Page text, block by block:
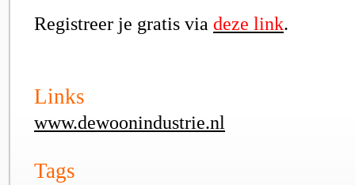
Registreer je gratis via deze link.
Links
www.dewoonindustrie.nl
Tags